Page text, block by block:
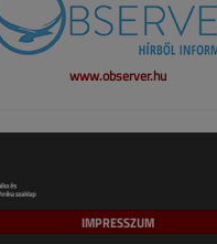
www.observer.hu
IMPRESSZUM